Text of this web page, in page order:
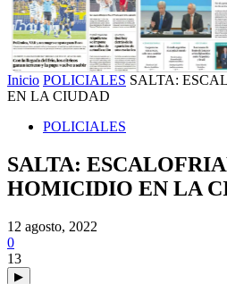
Inicio POLICIALES SALTA:
EN LA CIUDAD
POLICIALES
SALTA:
HOMICIDIO EN LA
12 agosto, 2022
0
13
▶